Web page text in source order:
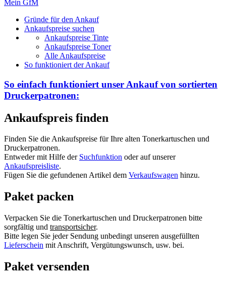
Mein GfM
Gründe für den Ankauf
Ankaufspreise suchen
Ankaufspreise Tinte
Ankaufspreise Toner
Alle Ankaufspreise
So funktioniert der Ankauf
So einfach funktioniert unser Ankauf von sortierten
Druckerpatronen:
Ankaufspreis finden
Finden Sie die Ankaufspreise für Ihre alten Tonerkartuschen und
Druckerpatronen.
Entweder mit Hilfe der Suchfunktion oder auf unserer
Ankaufspreisliste.
Fügen Sie die gefundenen Artikel dem Verkaufswagen hinzu.
Paket packen
Verpacken Sie die Tonerkartuschen und Druckerpatronen bitte
sorgfältig und transportsicher.
Bitte legen Sie jeder Sendung unbedingt unseren ausgefüllten
Lieferschein mit Anschrift, Vergütungswunsch, usw. bei.
Paket versenden